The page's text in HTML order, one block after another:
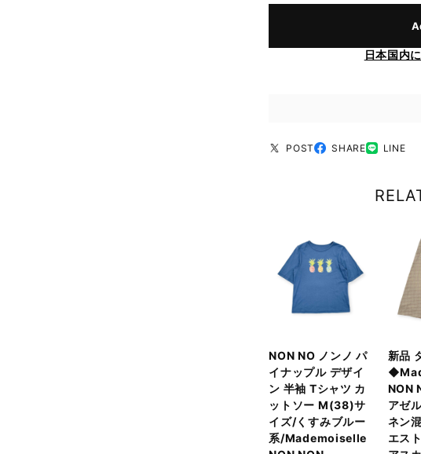
日本国内
POST SHARE LINE
NON NO ノンノ パ
イナップル デザイ
ン 半袖 Tシャツ カ
ットソー M(38)サ
イズ/くすみブルー
系/Mademoiselle
新品
NON
アゼ
ネン
エス